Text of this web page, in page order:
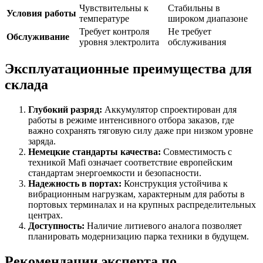
Условия работы
Чувствительны к
температуре
Стабильны в
широком диапазоне
Обслуживание
Требует контроля
уровня электролита
Не требует
обслуживания
Эксплуатационные преимущества для
склада
Глубокий разряд: Аккумулятор спроектирован для
работы в режиме интенсивного отбора заказов, где
важно сохранять тяговую силу даже при низком уровне
заряда.
Немецкие стандарты качества: Совместимость с
техникой Mafi означает соответствие европейским
стандартам энергоемкости и безопасности.
Надежность в портах: Конструкция устойчива к
вибрационным нагрузкам, характерным для работы в
портовых терминалах и на крупных распределительных
центрах.
Доступность: Наличие литиевого аналога позволяет
планировать модернизацию парка техники в будущем.